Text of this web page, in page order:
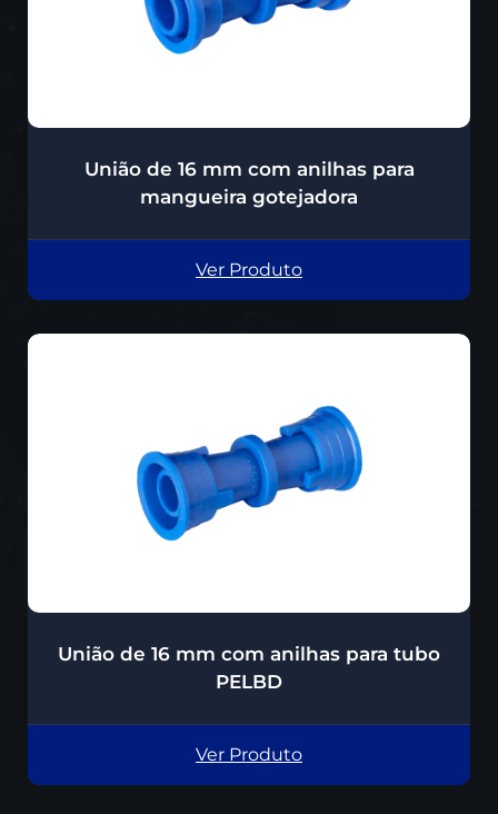
União de 16 mm com anilhas para
mangueira gotejadora
Ver Produto
União de 16 mm com anilhas para tubo
PELBD
Ver Produto